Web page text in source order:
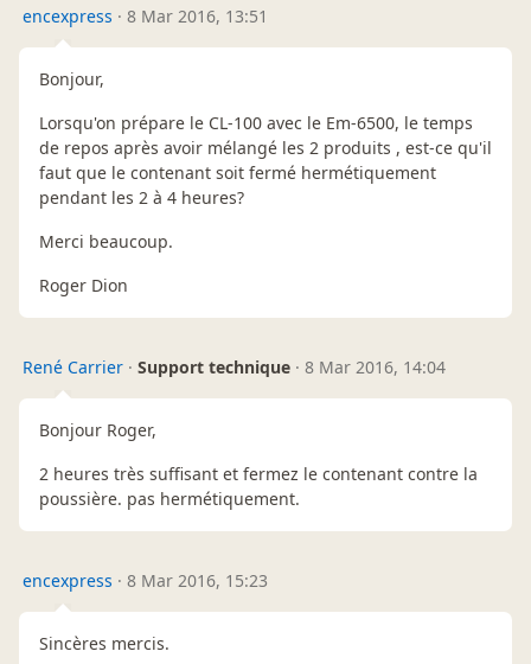
encexpress · 8 Mar 2016, 13:51
Bonjour,
Lorsqu'on prépare le CL-100 avec le Em-6500, le temps
de repos après avoir mélangé les 2 produits , est-ce qu'il
faut que le contenant soit fermé hermétiquement
pendant les 2 à 4 heures?
Merci beaucoup.
Roger Dion
René Carrier · Support technique · 8 Mar 2016, 14:04
Bonjour Roger,
2 heures très suffisant et fermez le contenant contre la
poussière. pas hermétiquement.
encexpress · 8 Mar 2016, 15:23
Sincères mercis.